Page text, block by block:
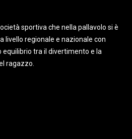
sportiva che nella pallavolo si è
livello regionale e nazionale con
equilibrio tra il divertimento e la
ragazzo.